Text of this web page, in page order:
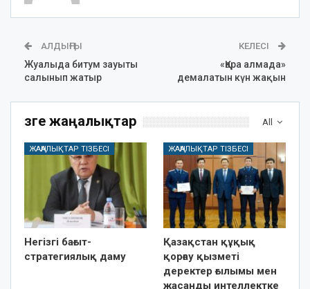
АЛДЫҢҒЫ
Жуалыда битум зауыты
салынып жатыр
КЕЛЕСІ
«Қара алмада»
демалатын күн жақын
All
Өзге жаңалықтар
ЖАҢАЛЫҚТАР ТІЗБЕСІ
Негізгі бағыт-
стратегиялық даму
ЖАҢАЛЫҚТАР ТІЗБЕСІ
Қазақстан құқық
қорғау қызметі
деректер ғылымы мен
жасанды интеллектке